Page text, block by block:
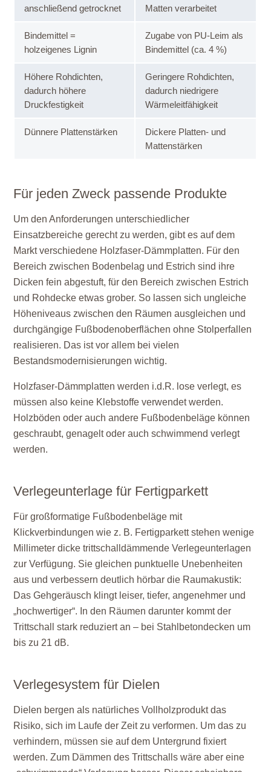
anschließend getrocknet
Matten verarbeitet
Bindemittel =
holzeigenes Lignin
Zugabe von PU-Leim als
Bindemittel (ca. 4 %)
Höhere Rohdichten,
dadurch höhere
Druckfestigkeit
Geringere Rohdichten,
dadurch niedrigere
Wärmeleitfähigkeit
Dünnere Plattenstärken
Dickere Platten- und
Mattenstärken
Für jeden Zweck passende Produkte
Um den Anforderungen unterschiedlicher
Einsatzbereiche gerecht zu werden, gibt es auf dem
Markt verschiedene Holzfaser-Dämmplatten. Für den
Bereich zwischen Bodenbelag und Estrich sind ihre
Dicken fein abgestuft, für den Bereich zwischen Estrich
und Rohdecke etwas grober. So lassen sich ungleiche
Höheniveaus zwischen den Räumen ausgleichen und
durchgängige Fußbodenoberflächen ohne Stolperfallen
realisieren. Das ist vor allem bei vielen
Bestandsmodernisierungen wichtig.
Holzfaser-Dämmplatten werden i.d.R. lose verlegt, es
müssen also keine Klebstoffe verwendet werden.
Holzböden oder auch andere Fußbodenbeläge können
geschraubt, genagelt oder auch schwimmend verlegt
werden.
Verlegeunterlage für Fertigparkett
Für großformatige Fußbodenbeläge mit
Klickverbindungen wie z. B. Fertigparkett stehen wenige
Millimeter dicke trittschalldämmende Verlegeunterlagen
zur Verfügung. Sie gleichen punktuelle Unebenheiten
aus und verbessern deutlich hörbar die Raumakustik:
Das Gehgeräusch klingt leiser, tiefer, angenehmer und
„hochwertiger“. In den Räumen darunter kommt der
Trittschall stark reduziert an – bei Stahlbetondecken um
bis zu 21 dB.
Verlegesystem für Dielen
Dielen bergen als natürliches Vollholzprodukt das
Risiko, sich im Laufe der Zeit zu verformen. Um das zu
verhindern, müssen sie auf dem Untergrund fixiert
werden. Zum Dämmen des Trittschalls wäre aber eine